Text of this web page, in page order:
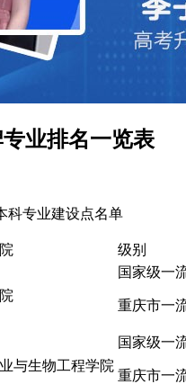
业排名一览表
科专业建设点名单
级别
国家级一
重庆市一
与生物工程学院
国家级一
重庆市一